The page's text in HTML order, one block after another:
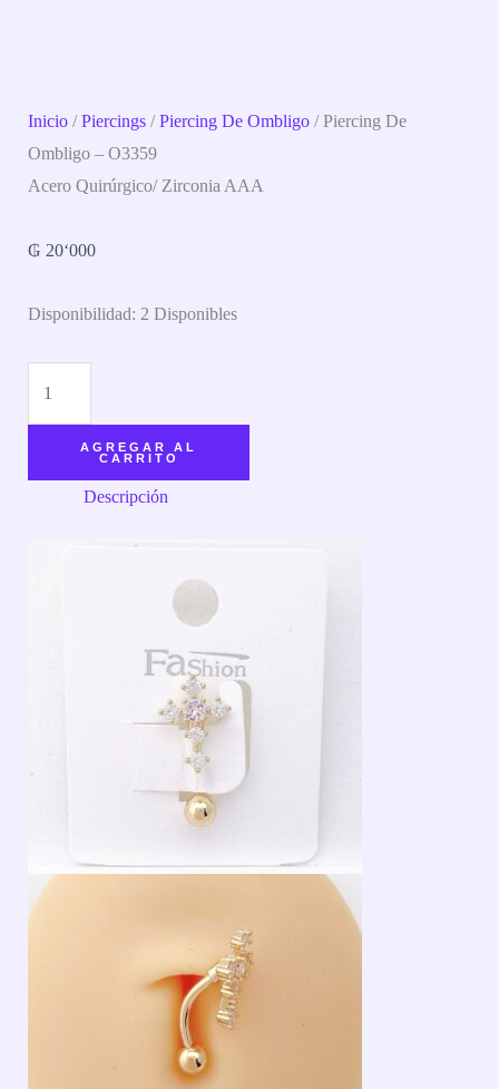
Inicio /Piercings /Piercing De Ombligo / Piercing De
Ombligo – O3359
Acero Quirúrgico/ Zirconia AAA
₲ 20‘000
Disponibilidad: 2 Disponibles
AGREGAR AL
CARRITO
Descripción